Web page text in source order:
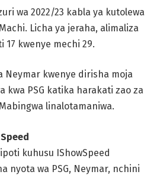
wa 2022/23 kabla ya kutolewa
Licha ya jeraha, alimaliza
17 kwenye mechi 29.
Neymar kwenye dirisha moja
kwa PSG katika harakati zao za
linalotamaniwa.
kuhusu IShowSpeed
nyota wa PSG, Neymar, nchini